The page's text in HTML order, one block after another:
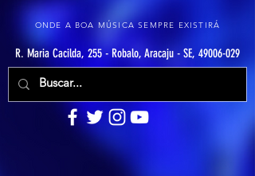
ONDE A BOA MÚSICA SEMPRE EXISTIRÁ
R. Maria Cacilda, 255 - Robalo, Aracaju - SE, 49006-029